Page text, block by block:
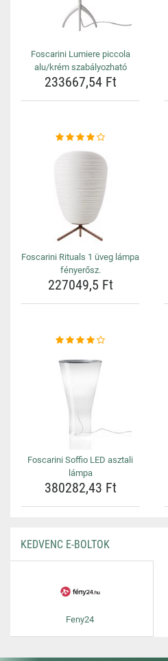
Foscarini Lumiere piccola
alu/krém szabályozható
233667,54 Ft
Foscarini Rituals 1 üveg lámpa
fényerősz.
227049,5 Ft
Foscarini Soffio LED asztali
lámpa
380282,43 Ft
KEDVENC E-BOLTOK
Feny24